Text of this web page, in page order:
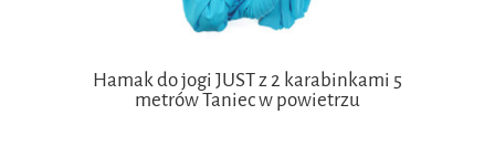
Hamak do jogi JUST z 2 karabinkami 5
metrów Taniec w powietrzu